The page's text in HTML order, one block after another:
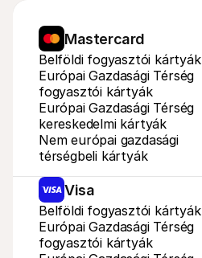
Mastercard
Európai Gazdasági Térség
fogyasztói kártyák
Belföldi fogyasztói kártyák
Európai Gazdasági Térség
kereskedelmi kártyák
Nem európai gazdasági
térségbeli kártyák
Visa
Európai Gazdasági Térség
fogyasztói kártyák
Belföldi fogyasztói kártyák